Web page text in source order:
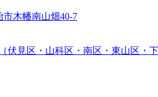
市木幡南山畑40-7
伏見区・山科区・南区・東山区・